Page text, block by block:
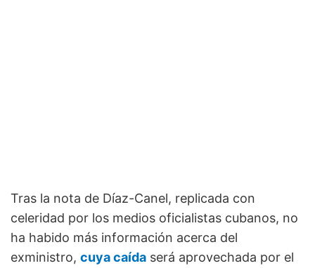
Tras la nota de Díaz-Canel, replicada con
celeridad por los medios oficialistas cubanos, no
ha habido más información acerca del
exministro, cuya caída será aprovechada por el